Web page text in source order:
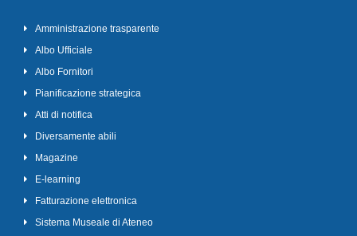
Amministrazione trasparente
Albo Ufficiale
Albo Fornitori
Pianificazione strategica
Atti di notifica
Diversamente abili
Magazine
E-learning
Fatturazione elettronica
Sistema Museale di Ateneo